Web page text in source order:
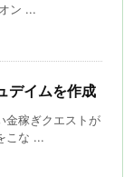
ン ...
デイムを作成
金稼ぎクエストが
こな ...